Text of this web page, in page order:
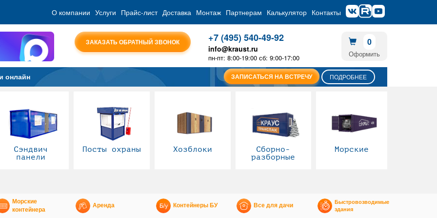
О компании Услуги Прайс-лист Доставка Монтаж Партнерам Калькулятор Контакты
ЗАКАЗАТЬ ОБРАТНЫЙ ЗВОНОК +7 (495) 540-49-92
info@kraust.ru
пн-пт: 8:00-19:00 сб: 9:00-17:00
0
Оформить
онлайн ЗАПИСАТЬСЯ НА ВСТРЕЧУ ПОДРОБНЕЕ
Сэндвич
панели
Посты охраны Хозблоки
Сборно-
разборные
Морские
Морские
контейнера
Аренда Контейнеры БУ Все для дачи
Быстровозводимые
здания